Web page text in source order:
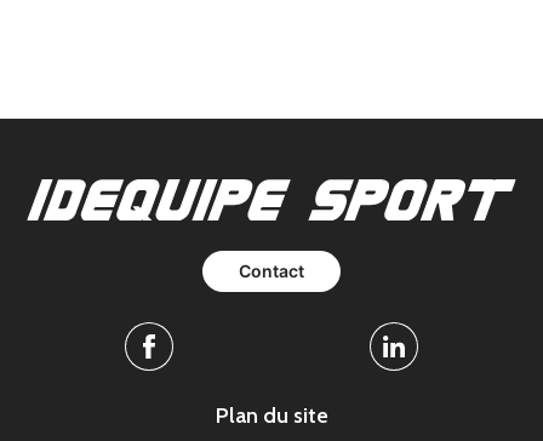
Contact
Facebook Linkedin
Plan du site